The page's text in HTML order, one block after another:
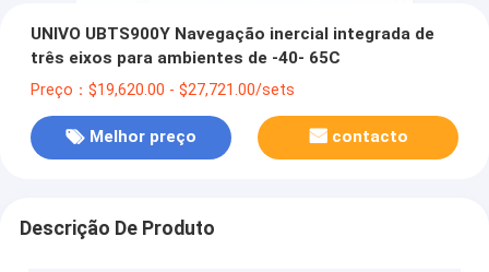
UNIVO UBTS900Y Navegação inercial integrada de
três eixos para ambientes de -40- 65C
Preço：$19,620.00 - $27,721.00/sets
Melhor preço contacto
Descrição De Produto